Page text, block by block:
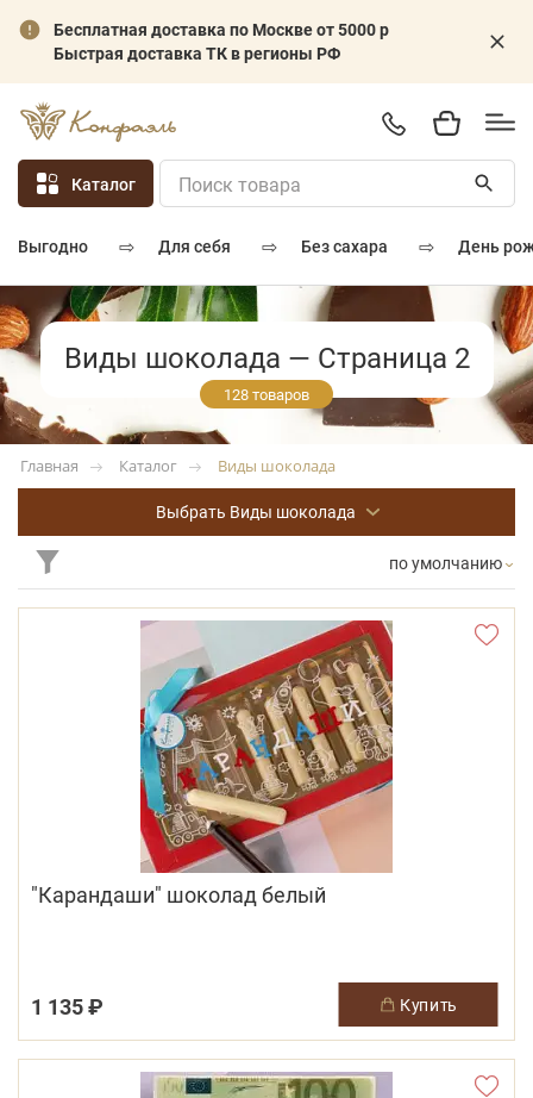
Бесплатная доставка по Москве от 5000 р
Быстрая доставка ТК в регионы РФ
Каталог
выгодно ⇨ для себя ⇨ без сахара ⇨ день
Виды шоколада — Страница 2
128 товаров
Главная Каталог Виды шоколада
Выбрать Виды шоколада
по умолчанию
"Карандаши" шоколад белый
1 135 ₽ купить